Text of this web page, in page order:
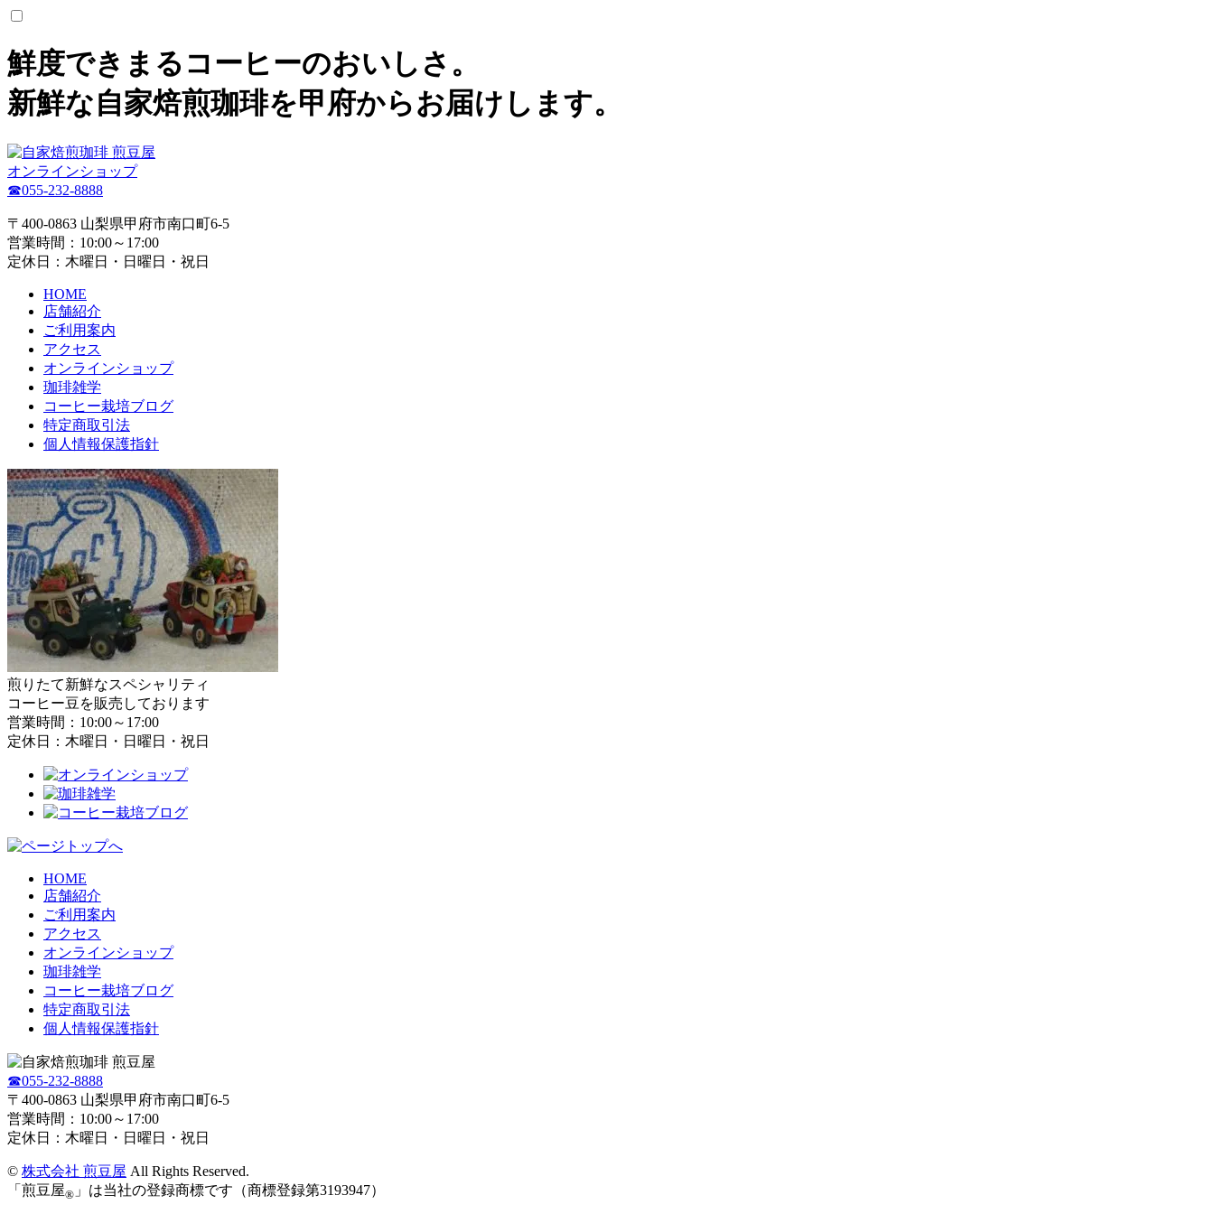
鮮度できまるコーヒーのおいしさ。
新鮮な自家焙煎珈琲を甲府からお届けします。
オンラインショップ
☎055-232-8888
〒400-0863 山梨県甲府市南口町6-5
営業時間：10:00～17:00
定休日：木曜日・日曜日・祝日
HOME
店舗紹介
ご利用案内
アクセス
オンラインショップ
珈琲雑学
コーヒー栽培ブログ
特定商取引法
個人情報保護指針
煎りたて新鮮なスペシャリティ
コーヒー豆を販売しております
営業時間：10:00～17:00
定休日：木曜日・日曜日・祝日
HOME
店舗紹介
ご利用案内
アクセス
オンラインショップ
珈琲雑学
コーヒー栽培ブログ
特定商取引法
個人情報保護指針
☎055-232-8888
〒400-0863 山梨県甲府市南口町6-5
営業時間：10:00～17:00
定休日：木曜日・日曜日・祝日
© 株式会社 煎豆屋 All Rights Reserved.
「煎豆屋® 」は当社の登録商標です（商標登録第3193947）